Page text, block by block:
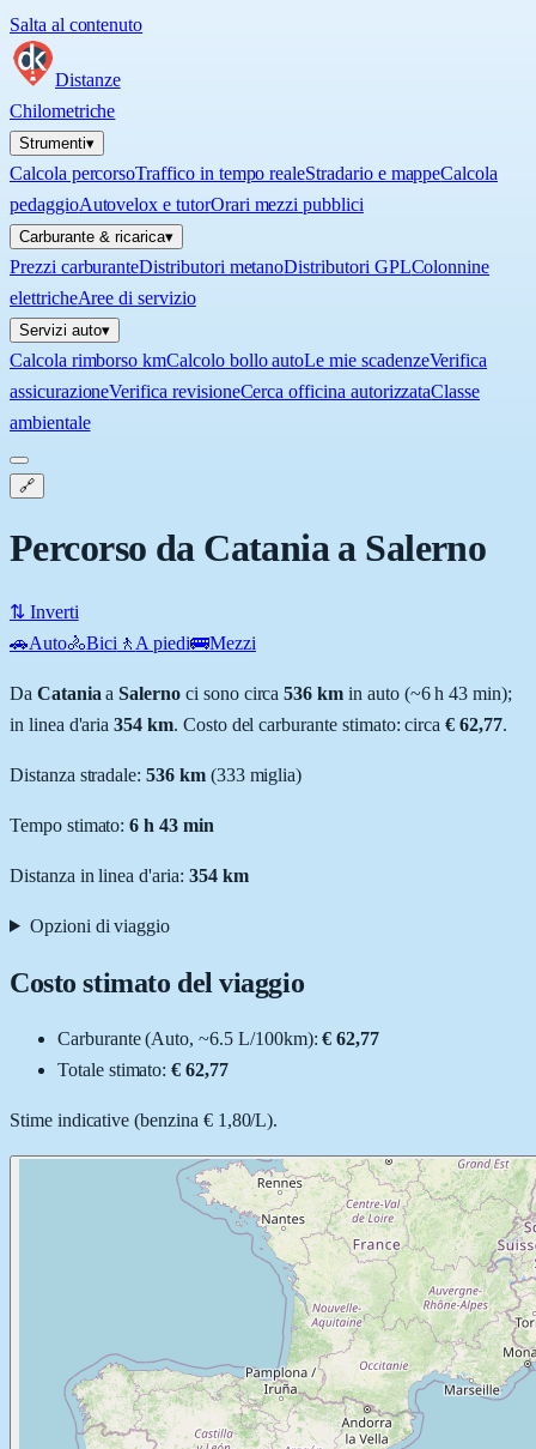
Salta al contenuto
Distanze
Chilometriche
Strumenti▾
Calcola percorsoTraffico in tempo realeStradario e mappeCalcola
pedaggioAutovelox e tutorOrari mezzi pubblici
Carburante & ricarica▾
Prezzi carburanteDistributori metanoDistributori GPLColonnine
elettricheAree di servizio
Servizi auto▾
Calcola rimborso kmCalcolo bollo autoLe mie scadenzeVerifica
assicurazioneVerifica revisioneCerca officina autorizzataClasse
ambientale
🔗
Percorso da Catania a Salerno
⇅ Inverti
🚗Auto🚴Bici 🚶 A piedi🚌Mezzi
Da Catania aSalerno ci sono circa 536 km in auto (~6 h 43 min);
in linea d'aria354 km. Costo del carburante stimato: circa € 62,77.
Distanza stradale:536km (333miglia)
Tempo stimato:6 h 43 min
Distanza in linea d'aria: 354km
Opzioni di viaggio
Costo stimato del viaggio
Carburante (Auto, ~6.5 L/100km): € 62,77
Totale stimato:€ 62,77
Stime indicative (benzina € 1,80/L).